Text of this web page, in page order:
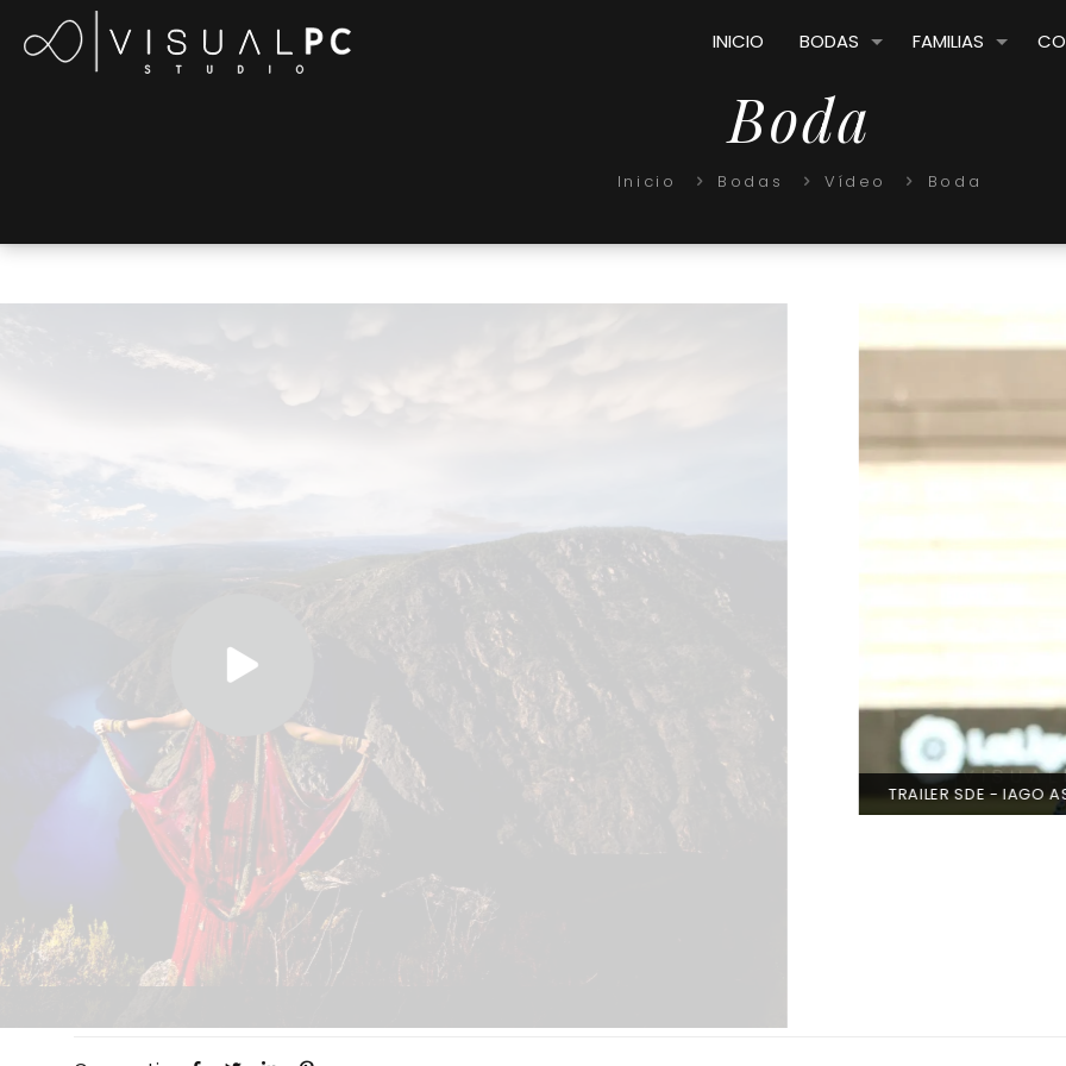
INICIO BODAS FAMILIAS
Boda
Inicio Bodas Vídeo Boda
TRAILER SDE - IAGO ASPAS + JENNI